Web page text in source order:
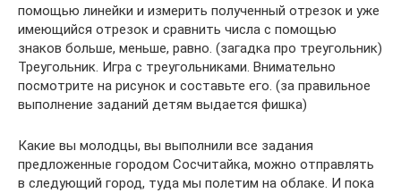
помощью линейки и измерить полученный отрезок и уже
имеющийся отрезок и сравнить числа с помощью
знаков больше, меньше, равно. (загадка про треугольник)
Треугольник. Игра с треугольниками. Внимательно
посмотрите на рисунок и составьте его. (за правильное
выполнение заданий детям выдается фишка)
Какие вы молодцы, вы выполнили все задания
предложенные городом Сосчитайка, можно отправлять
в следующий город, туда мы полетим на облаке. И пока